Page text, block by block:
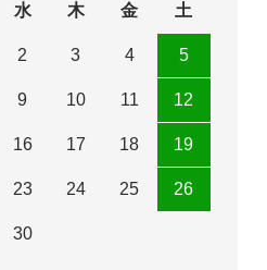
水 木 金 土
2 3 4 5
9 10 11 12
16 17 18 19
23 24 25 26
30